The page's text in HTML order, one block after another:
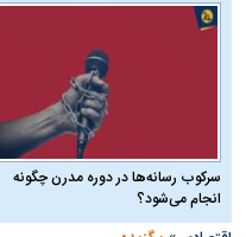
سرکوب رسانه‌ها در دوره مدرن چگونه
انجام می‌شود؟